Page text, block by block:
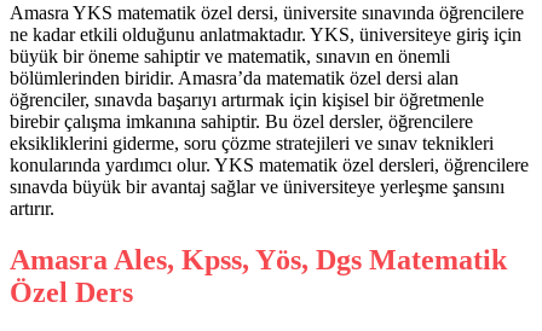
Amasra YKS matematik özel dersi, üniversite sınavında öğrencilere
ne kadar etkili olduğunu anlatmaktadır. YKS, üniversiteye giriş için
büyük bir öneme sahiptir ve matematik, sınavın en önemli
bölümlerinden biridir. Amasra’da matematik özel dersi alan
öğrenciler, sınavda başarıyı artırmak için kişisel bir öğretmenle
birebir çalışma imkanına sahiptir. Bu özel dersler, öğrencilere
eksikliklerini giderme, soru çözme stratejileri ve sınav teknikleri
konularında yardımcı olur. YKS matematik özel dersleri, öğrencilere
sınavda büyük bir avantaj sağlar ve üniversiteye yerleşme şansını
artırır.
Amasra Ales, Kpss, Yös, Dgs Matematik
Özel Ders